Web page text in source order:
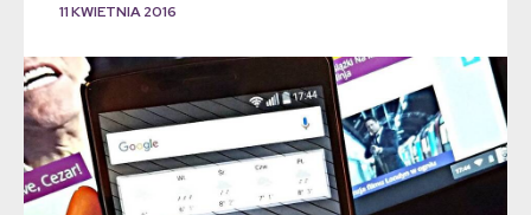
11 KWIETNIA 2016